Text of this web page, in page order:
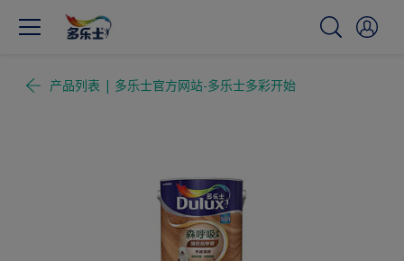
产品列表 | 多乐士官方网站-多乐士多彩开始